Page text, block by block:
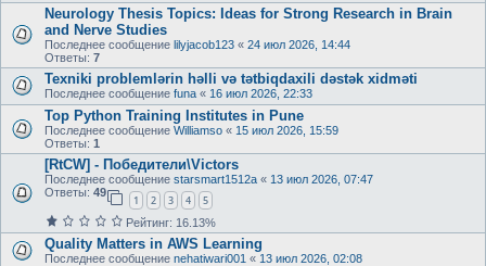
Neurology Thesis Topics: Ideas for Strong Research in Brain
and Nerve Studies
Последнее сообщение lilyjacob123 « 24 июл 2026, 14:44
Ответы: 7
Texniki problemlərin həlli və tətbiqdaxili dəstək xidməti
Последнее сообщение funa « 16 июл 2026, 22:33
Top Python Training Institutes in Pune
Последнее сообщение Williamso « 15 июл 2026, 15:59
Ответы: 1
[RtCW] - Победители\Victors
Последнее сообщение starsmart1512a « 13 июл 2026, 07:47
Ответы: 49
1 2 3 4 5
Рейтинг: 16.13%
Quality Matters in AWS Learning
Последнее сообщение nehatiwari001 « 13 июл 2026, 02:08